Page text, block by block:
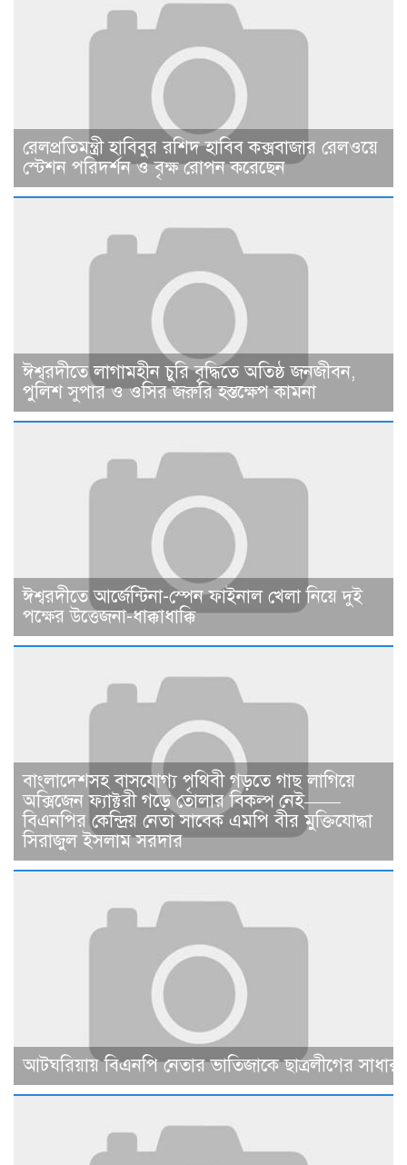
রেলপ্রতিমন্ত্রী হাবিবুর রশিদ হাবিব কক্সবাজার রেলওয়ে
স্টেশন পরিদর্শন ও বৃক্ষ রোপন করেছেন
ঈশ্বরদীতে লাগামহীন চুরি বৃদ্ধিতে অতিষ্ঠ জনজীবন,
পুলিশ সুপার ও ওসির জরুরি হস্তক্ষেপ কামনা ​
ঈশ্বরদীতে আর্জেন্টিনা-স্পেন ফাইনাল খেলা নিয়ে দুই
পক্ষের উত্তেজনা-ধাক্কাধাক্কি
বাংলাদেশসহ বাসযোগ্য পৃথিবী গড়তে গাছ লাগিয়ে
অক্সিজেন ফ্যাক্টরী গড়ে তোলার বিকল্প নেই——
বিএনপির কেন্দ্রিয় নেতা সাবেক এমপি বীর মুক্তিযোদ্ধা
সিরাজুল ইসলাম সরদার
আটঘরিয়ায় বিএনপি নেতার ভাতিজাকে ছাত্রলীগের